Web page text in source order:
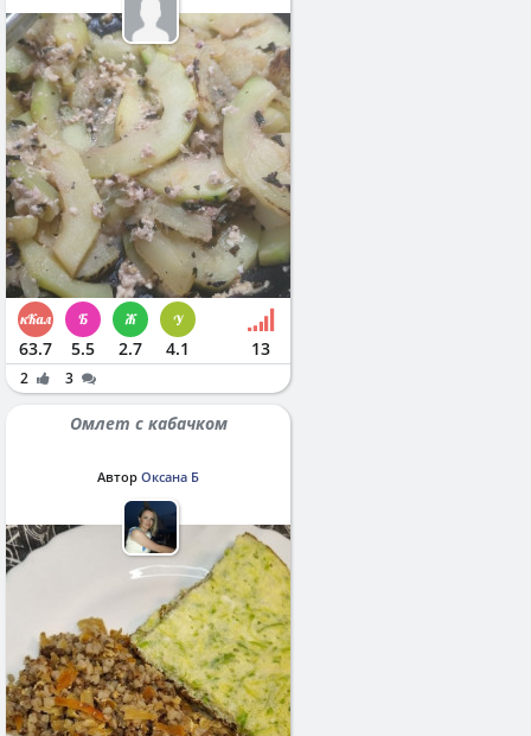
63.7 5.5 2.7 4.1 13
2 3
Омлет с кабачком
Автор Оксана Б